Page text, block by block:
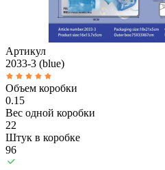
Артикул
2033-3 (blue)
Объем коробки
0.15
Вес одной коробки
22
Штук в коробке
96